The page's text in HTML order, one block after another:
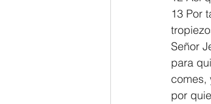
13 Por
Señor
para
comes,
por